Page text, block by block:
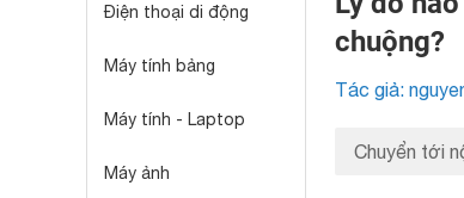
Điện thoại di động
Máy tính bảng
Máy tính - Laptop
Máy ảnh
chuộng?
Tác giả:
Chuyển tới